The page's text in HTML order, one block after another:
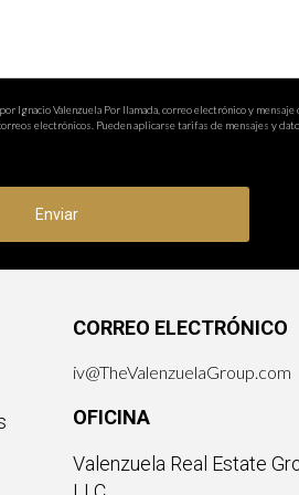
Valenzuela Por llamada, correo electrónico y
electrónicos. Pueden aplicarse tarifas de mensajes y
Enviar
CORREO ELECTRÓNICO
iv@TheValenzuelaGroup.com
OFICINA
Valenzuela Real Estate